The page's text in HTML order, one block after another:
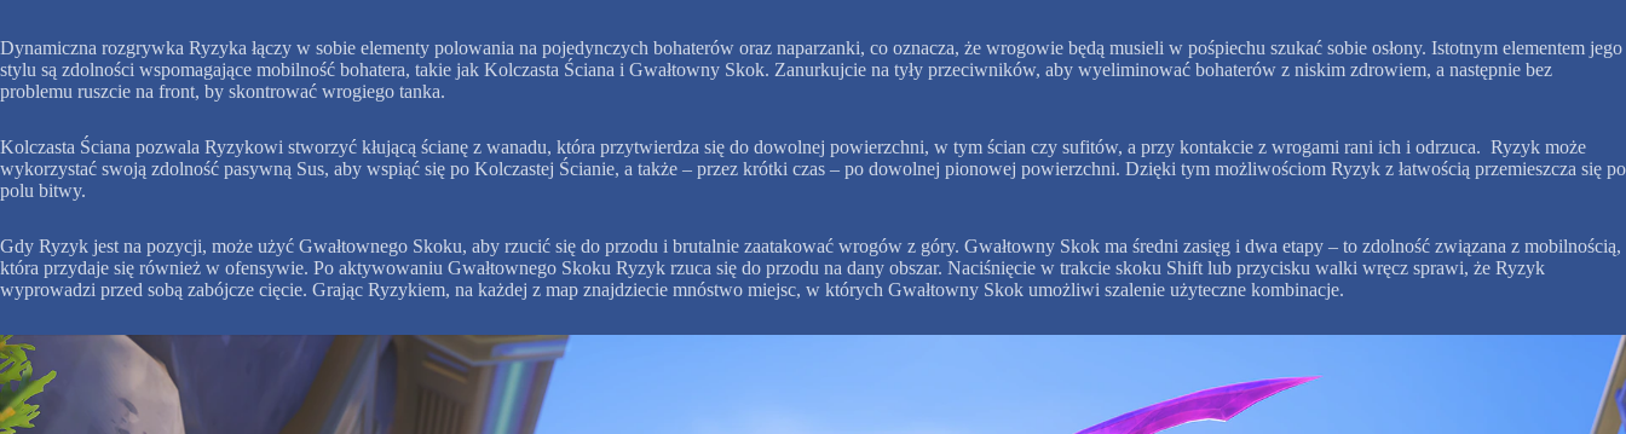
Dynamiczna rozgrywka Ryzyka łączy w sobie elementy polowania na pojedynczych bohaterów oraz naparzanki, co oznacza, że wrogowie będą musieli w pośpiechu szukać sobie osłony. Istotnym elementem jego
stylu są zdolności wspomagające mobilność bohatera, takie jak Kolczasta Ściana i Gwałtowny Skok. Zanurkujcie na tyły przeciwników, aby wyeliminować bohaterów z niskim zdrowiem, a następnie bez
problemu ruszcie na front, by skontrować wrogiego tanka.
Kolczasta Ściana pozwala Ryzykowi stworzyć kłującą ścianę z wanadu, która przytwierdza się do dowolnej powierzchni, w tym ścian czy sufitów, a przy kontakcie z wrogami rani ich i odrzuca. Ryzyk może
wykorzystać swoją zdolność pasywną Sus, aby wspiąć się po Kolczastej Ścianie, a także – przez krótki czas – po dowolnej pionowej powierzchni. Dzięki tym możliwościom Ryzyk z łatwością przemieszcza się po
polu bitwy.
Gdy Ryzyk jest na pozycji, może użyć Gwałtownego Skoku, aby rzucić się do przodu i brutalnie zaatakować wrogów z góry. Gwałtowny Skok ma średni zasięg i dwa etapy – to zdolność związana z mobilnością,
która przydaje się również w ofensywie. Po aktywowaniu Gwałtownego Skoku Ryzyk rzuca się do przodu na dany obszar. Naciśnięcie w trakcie skoku Shift lub przycisku walki wręcz sprawi, że Ryzyk
wyprowadzi przed sobą zabójcze cięcie. Grając Ryzykiem, na każdej z map znajdziecie mnóstwo miejsc, w których Gwałtowny Skok umożliwi szalenie użyteczne kombinacje.